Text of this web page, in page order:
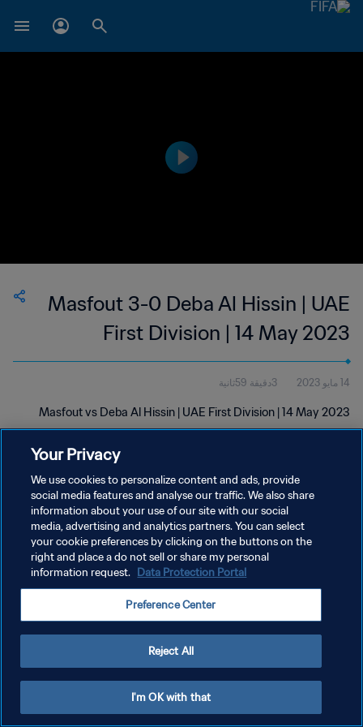
Masfout 3-0 Deba Al Hissin | UAE
First Division | 14 May 2023
14 مايو 2023 3دقيقة 59ثانية
Masfout vs Deba Al Hissin | UAE First Division | 14 May 2023
سياسة الخصوصية
شروط الخدمة
إدارة تفضيلات ملفات تعريف الارتباط
Your Privacy
We use cookies to personalize content and ads, provide
social media features and analyse our traffic. We also share
information about your use of our site with our social
media, advertising and analytics partners. You can select
your cookie preferences by clicking on the buttons on the
right and place a do not sell or share my personal
information request. Data Protection Portal
Preference Center
Reject All
I'm OK with that